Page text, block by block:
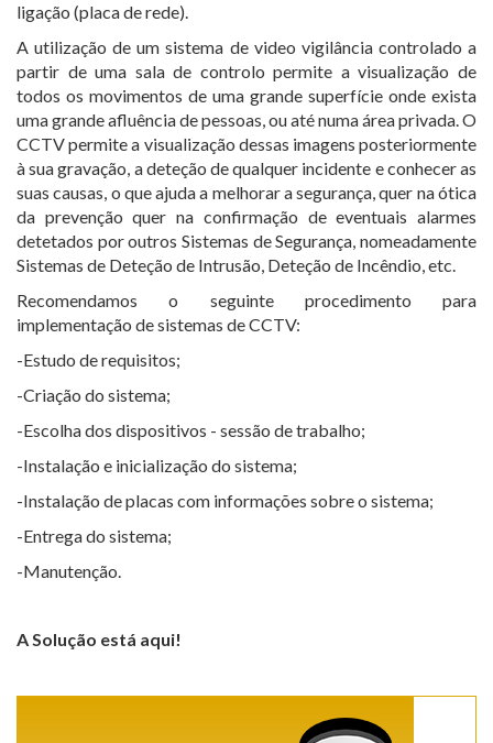
ligação (placa de rede).
A utilização de um sistema de video vigilância controlado a
partir de uma sala de controlo permite a visualização de
todos os movimentos de uma grande superfície onde exista
uma grande afluência de pessoas, ou até numa área privada. O
CCTV permite a visualização dessas imagens posteriormente
à sua gravação, a deteção de qualquer incidente e conhecer as
suas causas, o que ajuda a melhorar a segurança, quer na ótica
da prevenção quer na confirmação de eventuais alarmes
detetados por outros Sistemas de Segurança, nomeadamente
Sistemas de Deteção de Intrusão, Deteção de Incêndio, etc.
Recomendamos o seguinte procedimento para
implementação de sistemas de CCTV:
-Estudo de requisitos;
-Criação do sistema;
-Escolha dos dispositivos - sessão de trabalho;
-Instalação e inicialização do sistema;
-Instalação de placas com informações sobre o sistema;
-Entrega do sistema;
-Manutenção.
A Solução está aqui!